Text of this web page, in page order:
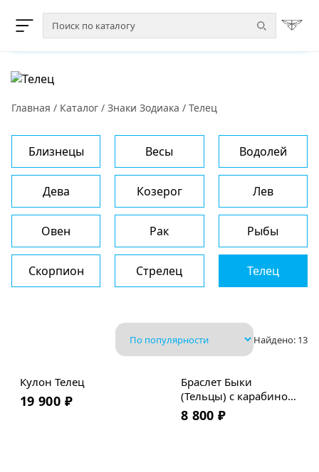
Главная / Каталог / Знаки Зодиака / Телец
Близнецы Весы Водолей
Дева Козерог Лев
Овен Рак Рыбы
Скорпион Стрелец Телец
Найдено: 13
Кулон Телец
19 900 ₽
Браслет Быки
(Тельцы) с карабином
| Бронза | Плетеная
кожа
8 800 ₽